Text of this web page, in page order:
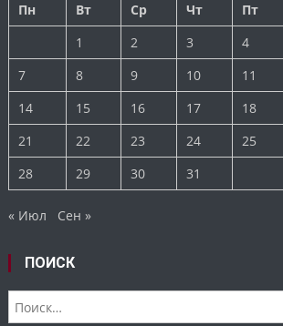
Пн
Вт Ср Чт Пт
1
2 3 4
7
8 9 10 11
14
15 16 17 18
21
22 23 24 25
28
29 30 31
« Июл Сен »
ПОИСК